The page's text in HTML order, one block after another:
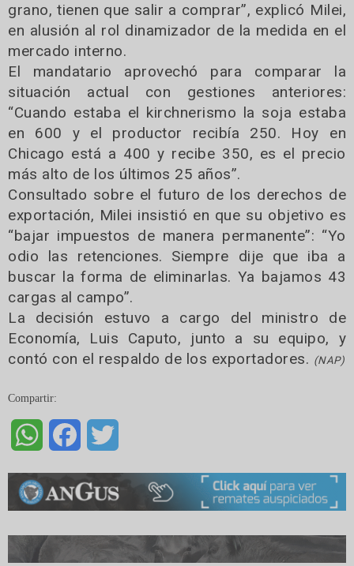
grano, tienen que salir a comprar”, explicó Milei,
en alusión al rol dinamizador de la medida en el
mercado interno.
El mandatario aprovechó para comparar la
situación actual con gestiones anteriores:
“Cuando estaba el kirchnerismo la soja estaba
en 600 y el productor recibía 250. Hoy en
Chicago está a 400 y recibe 350, es el precio
más alto de los últimos 25 años”.
Consultado sobre el futuro de los derechos de
exportación, Milei insistió en que su objetivo es
“bajar impuestos de manera permanente”: “Yo
odio las retenciones. Siempre dije que iba a
buscar la forma de eliminarlas. Ya bajamos 43
cargas al campo”.
La decisión estuvo a cargo del ministro de
Economía, Luis Caputo, junto a su equipo, y
contó con el respaldo de los exportadores. (NAP)
Compartir:
WhatsAppFacebook